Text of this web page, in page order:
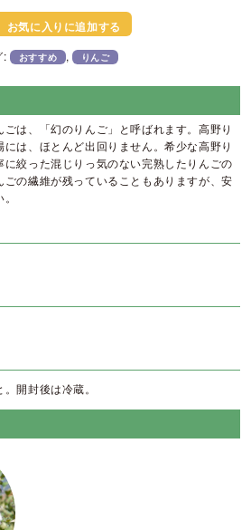
お気に入りに追加する
: おすすめ , りんご
は、「幻のりんご」と呼ばれます。高野り
は、ほとんど出回りません。希少な高野り
絞った混じりっ気のない完熟したりんごの
の繊維が残っていることもありますが、安
開封後は冷蔵。